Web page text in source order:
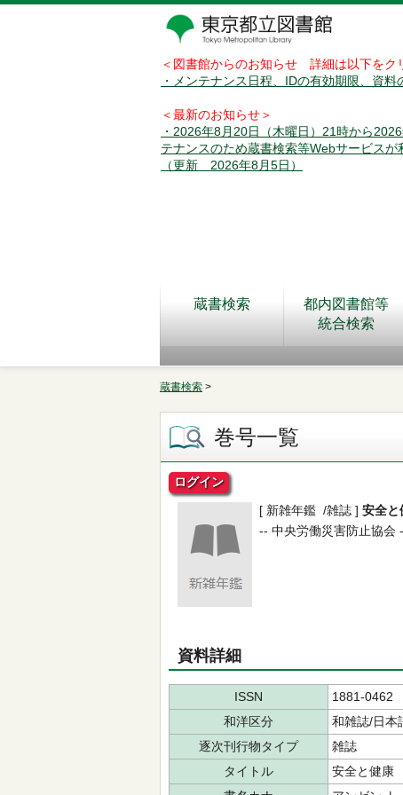
＜図書館からのお知らせ 詳細は以下をク
・メンテナンス日程、IDの有効期限、資
＜最新のお知らせ＞
・2026年8月20日（木曜日）21時から
テナンスのため蔵書検索等Webサービスが
（更新 2026年8月5日）
蔵書検索
都内図書館等
統合検索
蔵書検索 >
巻号一覧
ログイン
[ 新雑年鑑 /雑誌 ] 安全と
-- 中央労働災害防止協会
資料詳細
ISSN
1881-0462
和洋区分
和雑誌/日本
逐次刊行物タイプ
雑誌
タイトル
安全と健康